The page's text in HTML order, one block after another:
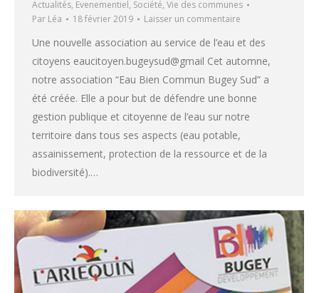
Actualités, Evenementiel, Société, Vie des communes
Par Léa 18 février 2019 Laisser un commentaire
Une nouvelle association au service de l’eau et des
citoyens eaucitoyen.bugeysud@gmail Cet automne,
notre association “Eau Bien Commun Bugey Sud” a
été créée. Elle a pour but de défendre une bonne
gestion publique et citoyenne de l’eau sur notre
territoire dans tous ses aspects (eau potable,
assainissement, protection de la ressource et de la
biodiversité).…